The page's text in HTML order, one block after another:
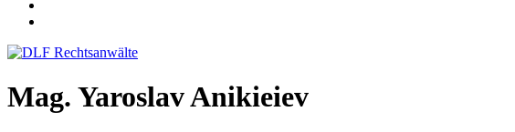
Mag. Yaroslav Anikieiev